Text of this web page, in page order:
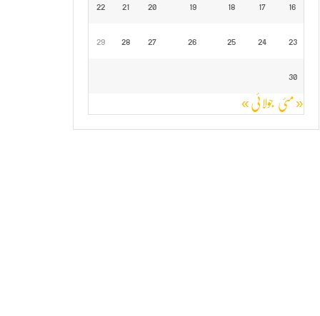
16
17
18
19
20
21
22
23
24
25
26
27
28
29
30
« مئی جولائی »